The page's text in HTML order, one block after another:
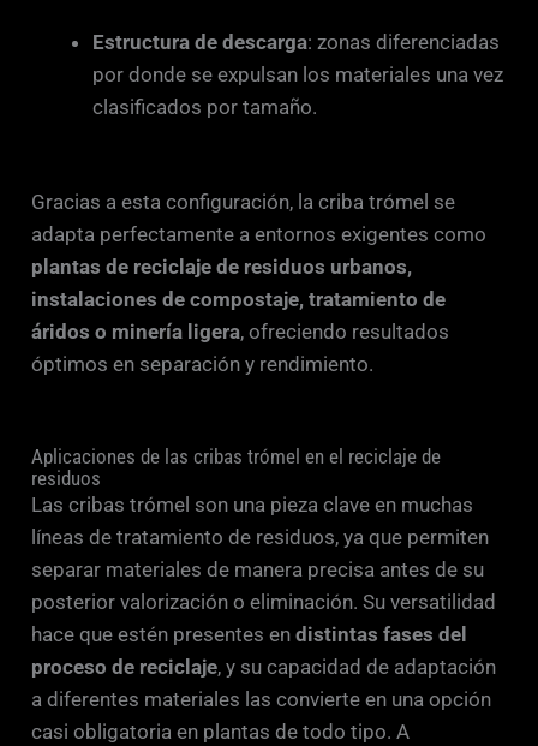
Estructura de descarga: zonas diferenciadas
por donde se expulsan los materiales una vez
clasificados por tamaño.
Gracias a esta configuración, la criba trómel se
adapta perfectamente a entornos exigentes como
plantas de reciclaje de residuos urbanos,
instalaciones de compostaje, tratamiento de
áridos o minería ligera, ofreciendo resultados
óptimos en separación y rendimiento.
Aplicaciones de las cribas trómel en el reciclaje de
residuos
Las cribas trómel son una pieza clave en muchas
líneas de tratamiento de residuos, ya que permiten
separar materiales de manera precisa antes de su
posterior valorización o eliminación. Su versatilidad
hace que estén presentes endistintas fases del
proceso de reciclaje, y su capacidad de adaptación
a diferentes materiales las convierte en una opción
casi obligatoria en plantas de todo tipo. A